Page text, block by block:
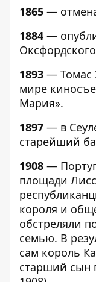
1865 —
1884 —
1893 — Томас
мире
Мария».
1897 — в
старейший
1908 —
площади
короля и
обстреляли
семью. В
сам король
старший сын